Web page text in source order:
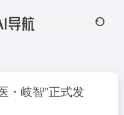
・岐智”正式发